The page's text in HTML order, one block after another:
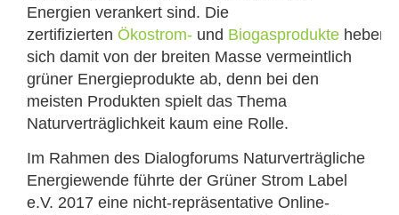
Energien verankert sind. Die
zertifizierten Ökostrom- und Biogasprodukte heben
sich damit von der breiten Masse vermeintlich
grüner Energieprodukte ab, denn bei den
meisten Produkten spielt das Thema
Naturverträglichkeit kaum eine Rolle.
Im Rahmen des Dialogforums Naturverträgliche
Energiewende führte der Grüner Strom Label
e.V. 2017 eine nicht-repräsentative Online-